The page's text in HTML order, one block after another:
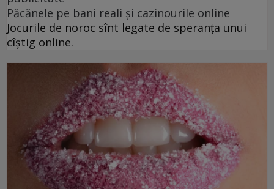
Păcănele pe bani reali și cazinourile online
Jocurile de noroc sînt legate de speranța unui
cîștig online.